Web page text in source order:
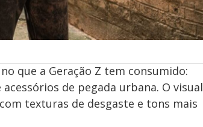
que a Geração Z tem consumido:
de pegada urbana. O visual
texturas de desgaste e tons mais